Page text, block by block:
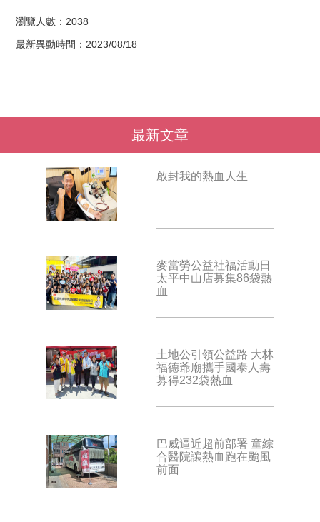
瀏覽人數：2038
最新異動時間：2023/08/18
最新文章
啟封我的熱血人生
麥當勞公益社福活動日
太平中山店募集86袋熱
血
土地公引領公益路 大林
福德爺廟攜手國泰人壽
募得232袋熱血
巴威逼近超前部署 童綜
合醫院讓熱血跑在颱風
前面